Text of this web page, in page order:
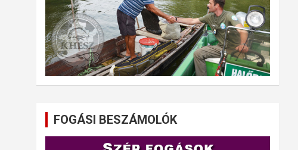
FOGÁSI BESZÁMOLÓK